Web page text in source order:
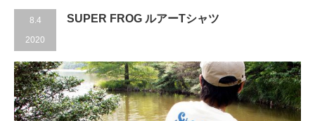
8.4
2020
SUPER FROG ルアーTシャツ